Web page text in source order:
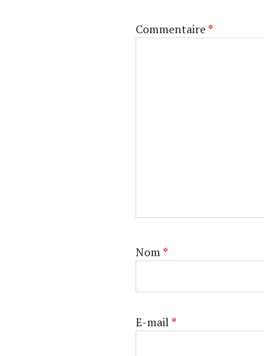
Commentaire*
Nom*
E-mail*